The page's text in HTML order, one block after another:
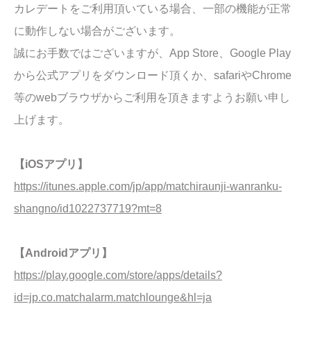
カレデートをご利用頂いている場合、一部の機能が正常
に動作しない場合がございます。
誠にお手数ではございますが、App Store、Google Play
から公式アプリをダウンロード頂くか、safariやChrome
等のwebブラウザからご利用を頂きますようお願い申し
上げます。
【iOSアプリ】
https://itunes.apple.com/jp/app/matchiraunji-wanranku-
shangno/id1022737719?mt=8
【Androidアプリ】
https://play.google.com/store/apps/details?
id=jp.co.matchalarm.matchlounge&hl=ja